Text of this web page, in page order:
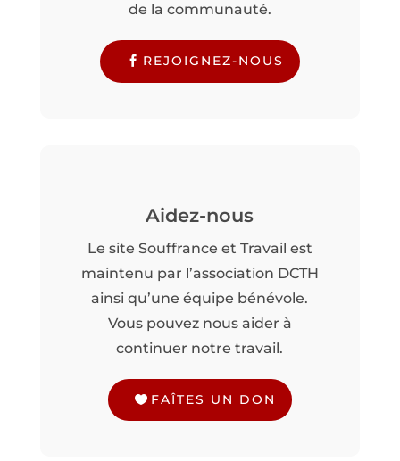
de la communauté.
REJOIGNEZ-NOUS
Aidez-nous
Le site Souffrance et Travail est
maintenu par l’association DCTH
ainsi qu’une équipe bénévole.
Vous pouvez nous aider à
continuer notre travail.
FAÎTES UN DON